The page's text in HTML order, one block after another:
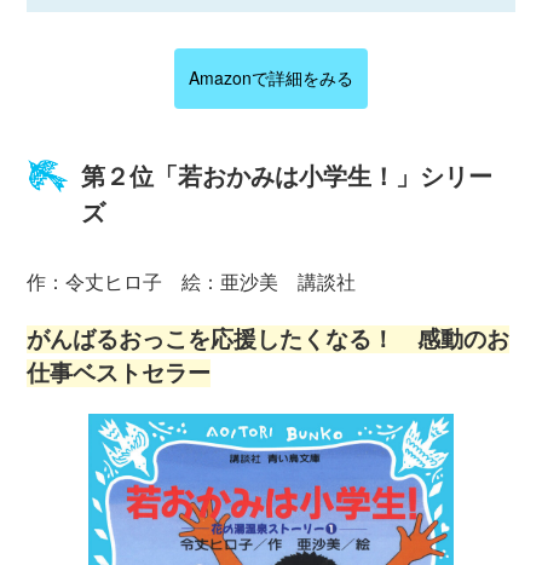
Amazonで詳細をみる
第２位「若おかみは小学生！」シリー
ズ
作：令丈ヒロ子 絵：亜沙美 講談社
がんばるおっこを応援したくなる！ 感動のお
仕事ベストセラー